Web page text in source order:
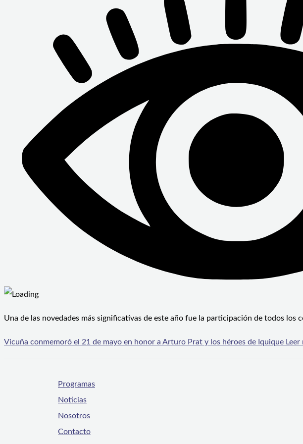
Una de las novedades más significativas de este año fue la participación de todos los
Vicuña conmemoró el 21 de mayo en honor a Arturo Prat y los héroes de Iquique Leer
Programas
Noticias
Nosotros
Contacto